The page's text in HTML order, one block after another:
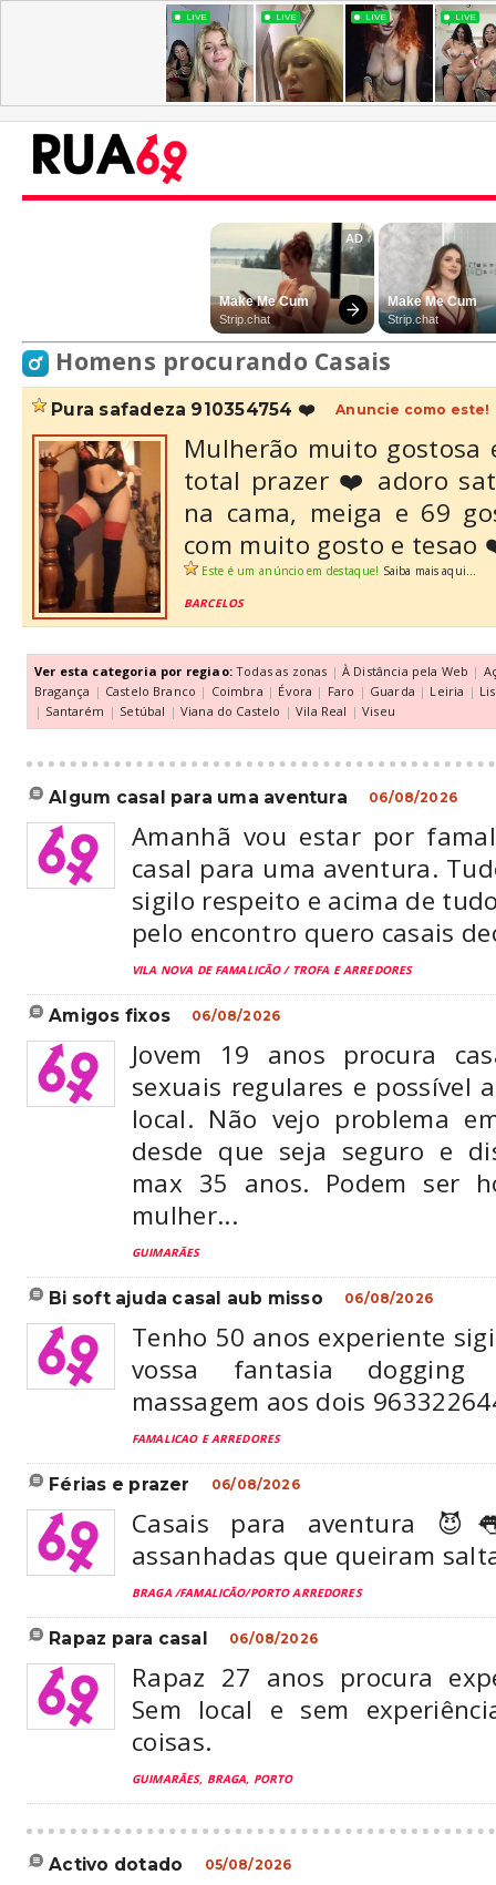
Homens procurando Casais
pura safadeza 910354754 ❤️ Anuncie como este!
Mulherão muito gostosa
total prazer ❤️ adoro
na cama, meiga e 69
com muito gosto e tesao
Este é um anúncio em destaque! Saiba mais aqui...
BARCELOS
Ver esta categoria por regiao: Todas as zonas | À Distância pela Web |
Bragança | Castelo Branco | Coimbra | Évora | Faro | Guarda | Leiria |
| Santarém | Setúbal | Viana do Castelo | Vila Real | Viseu
algum casal para uma aventura 06/08/2026
Amanhã vou estar por
casal para uma aventura.
sigilo respeito e acima de
pelo encontro quero casais
VILA NOVA DE FAMALICÃO / TROFA E ARREDORES
amigos fixos 06/08/2026
Jovem 19 anos procura
sexuais regulares e possível
local. Não vejo problema
desde que seja seguro e
max 35 anos. Podem ser
mulher...
GUIMARÃES
bi soft ajuda casal aub misso 06/08/2026
Tenho 50 anos experiente
vossa fantasia dogging
massagem aos dois
FAMALICAO E ARREDORES
férias e prazer 06/08/2026
Casais para aventura
assanhadas que queiram
BRAGA /FAMALICÃO/PORTO ARREDORES
rapaz para casal 06/08/2026
Rapaz 27 anos procura
Sem local e sem
coisas.
GUIMARÃES, BRAGA, PORTO
activo dotado 05/08/2026